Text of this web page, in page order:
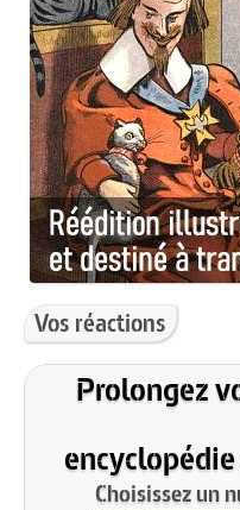
Vos réactions
Prolongez
Choisissez un